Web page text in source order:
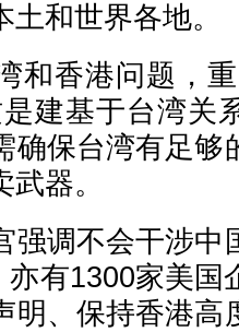
和世界各地。
和香港问题，
建基于台湾关
确保台湾有足够
器。
强调不会干涉中
有1300家美国
明、保持香港高